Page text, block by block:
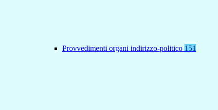
Provvedimenti organi indirizzo-politico 151